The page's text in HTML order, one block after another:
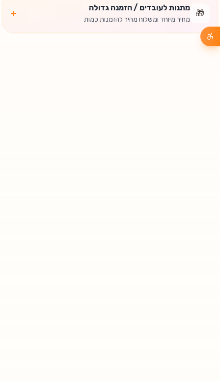
🎁
מתנות לעובדים / הזמנה גדולה
מחיר מיוחד ומשלוח מהיר להזמנות כמות
+